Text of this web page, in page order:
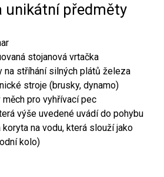
unikátní předměty
stojanová vrtačka
na stříhání silných plátů železa
stroje (brusky, dynamo)
pro vyhřívací pec
výše uvedené uvádí do pohybu
na vodu, která slouží jako
kolo)